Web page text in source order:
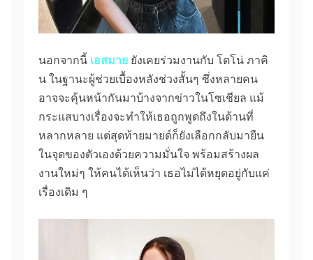
นอกจากนี้ เอสมาย ยังเคยร่วมงานกับ โตโน่ ภาคิ
น ในฐานะผู้ช่วยเบื้องหลังช่วงสั้นๆ ซึ่งหลายคน
อาจจะคุ้นหน้ากันมาบ้างจากข่าวในโซเชียล แม้
กระแสบางเรื่องจะทำให้เธอถูกพูดถึงในด้านที่
หลากหลาย แต่สุดท้ายมายด์ก็ยังเลือกกลับมายืน
ในจุดของตัวเองด้วยความมั่นใจ พร้อมสร้างผล
งานใหม่ๆ ให้คนได้เห็นว่า เธอไม่ได้หยุดอยู่กับแค่
เรื่องเดิม ๆ